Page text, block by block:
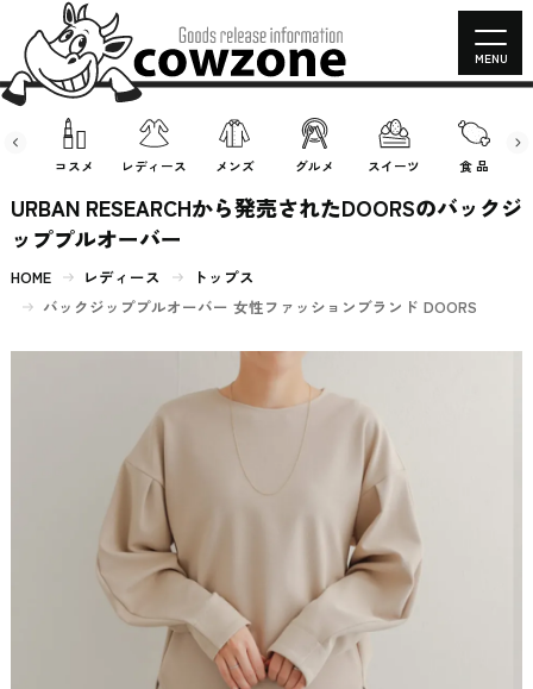
コスメ レディース メンズ グルメ スイーツ 食 品
MENU
URBAN RESEARCHから発売されたDOORSのバックジ
ッププルオーバー
HOME レディース
トップス
バックジッププルオーバー 女性ファッションブランド DOORS